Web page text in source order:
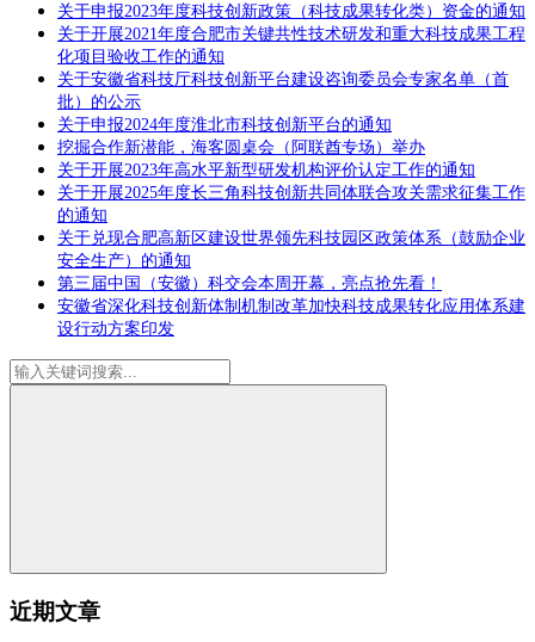
关于申报2023年度科技创新政策（科技成果转化类）资金的通知
关于开展2021年度合肥市关键共性技术研发和重大科技成果工程
化项目验收工作的通知
关于安徽省科技厅科技创新平台建设咨询委员会专家名单（首
批）的公示
关于申报2024年度淮北市科技创新平台的通知
挖掘合作新潜能，海客圆桌会（阿联酋专场）举办
关于开展2023年高水平新型研发机构评价认定工作的通知
关于开展2025年度长三角科技创新共同体联合攻关需求征集工作
的通知
关于兑现合肥高新区建设世界领先科技园区政策体系（鼓励企业
安全生产）的通知
第三届中国（安徽）科交会本周开幕，亮点抢先看！
安徽省深化科技创新体制机制改革加快科技成果转化应用体系建
设行动方案印发
近期文章